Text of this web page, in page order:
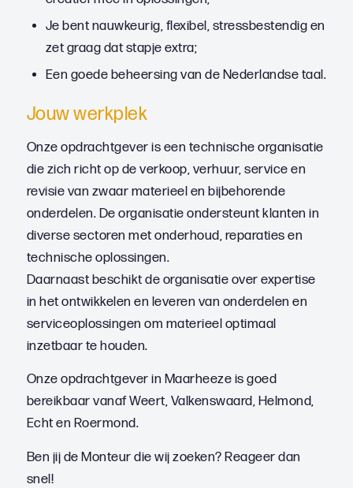
Je bent nauwkeurig, flexibel, stressbestendig en
zet graag dat stapje extra;
Een goede beheersing van de Nederlandse taal.
Jouw werkplek
Onze opdrachtgever is een technische organisatie
die zich richt op de verkoop, verhuur, service en
revisie van zwaar materieel en bijbehorende
onderdelen. De organisatie ondersteunt klanten in
diverse sectoren met onderhoud, reparaties en
technische oplossingen.
Daarnaast beschikt de organisatie over expertise
in het ontwikkelen en leveren van onderdelen en
serviceoplossingen om materieel optimaal
inzetbaar te houden.
Onze opdrachtgever in Maarheeze is goed
bereikbaar vanaf Weert, Valkenswaard, Helmond,
Echt en Roermond.
Ben jij de Monteur die wij zoeken? Reageer dan
snel!